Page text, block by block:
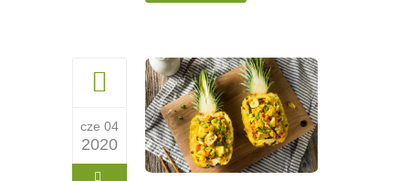
cze 04
2020